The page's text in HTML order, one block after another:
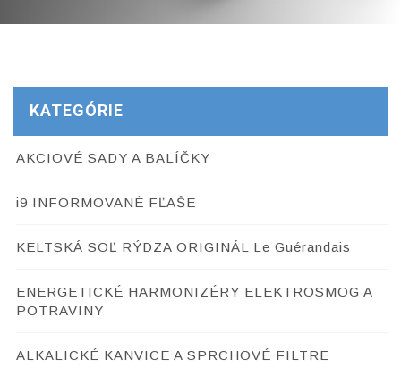
KATEGÓRIE
AKCIOVÉ SADY A BALÍČKY
i9 INFORMOVANÉ FĽAŠE
KELTSKÁ SOĽ RÝDZA ORIGINÁL Le Guérandais
ENERGETICKÉ HARMONIZÉRY ELEKTROSMOG A
POTRAVINY
ALKALICKÉ KANVICE A SPRCHOVÉ FILTRE